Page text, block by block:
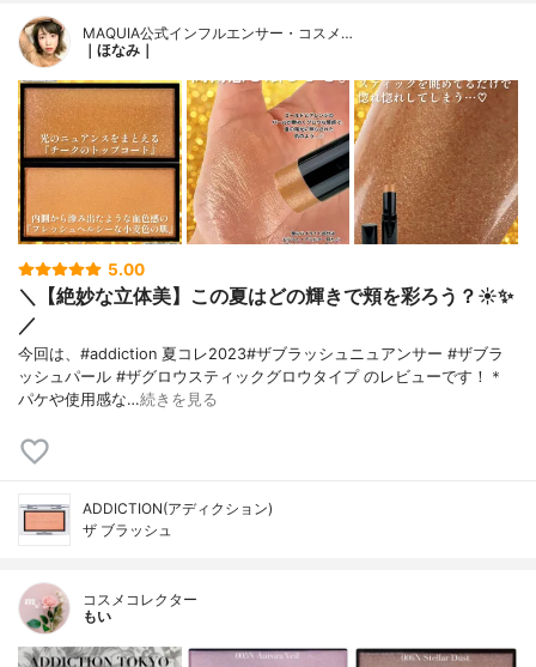
MAQUIA公式インフルエンサー・コスメ…
｜ほなみ｜
5.00
＼【絶妙な立体美】この夏はどの輝きで頬を彩ろう？☀️✨
／
今回は、#addiction 夏コレ2023#ザブラッシュニュアンサー #ザブラ
ッシュパール #ザグロウスティックグロウタイプ のレビューです！＊
パケや使用感な…続きを見る
ADDICTION(アディクション)
ザ ブラッシュ
コスメコレクター
もい